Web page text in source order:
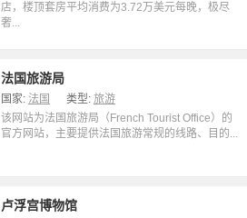
店，楼顶套房平均消费为3.72万美元每晚，极尽
奢...
法国旅游局
国家: 法国 类型: 旅游
该网站为法国旅游局（French Tourist Office）的
官方网站，主要提供法国旅游常规的线路、目的...
卢浮宫博物馆